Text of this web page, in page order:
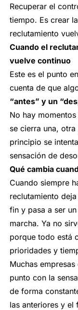
Recuperar el
tiempo. Es crear
reclutamiento
Cuando el
vuelve continuo
Este es el punto
cuenta de que
“antes” y un
No hay
se cierra una,
principio se
sensación de
Qué cambia
Cuando siempre
reclutamiento
fin y pasa a ser
marcha. Ya no
porque todo está
prioridades y
Muchas
punto con la
de forma
las anteriores y el